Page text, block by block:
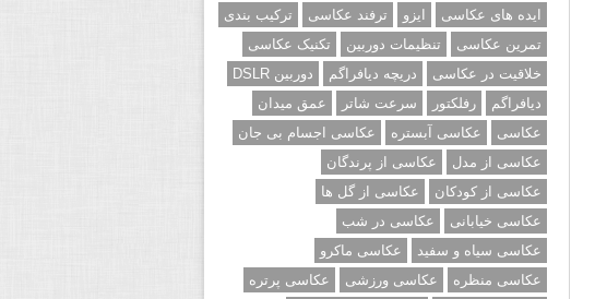
ایده های عکاسی
ایزو ترفند عکاسی
ترکیب بندی
تمرین عکاسی
تنظیمات دوربین
تکنیک عکاسی
خلاقیت در عکاسی
دریچه دیافراگم
دوربین DSLR
دیافراگم
رفلکتور سرعت شاتر
عمق میدان
عکاسی
عکاسی آبستره
عکاسی اجسام بی جان
عکاسی از مدل
عکاسی از پرندگان
عکاسی از کودکان
عکاسی از گل ها
عکاسی خیابانی
عکاسی در شب
عکاسی سیاه و سفید
عکاسی ماکرو
عکاسی منظره
عکاسی ورزشی
عکاسی پرتره